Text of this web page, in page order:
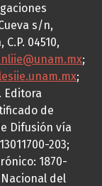
s/n,
04510,
;
;
Editora
de
Difusión vía
203;
1870-
del